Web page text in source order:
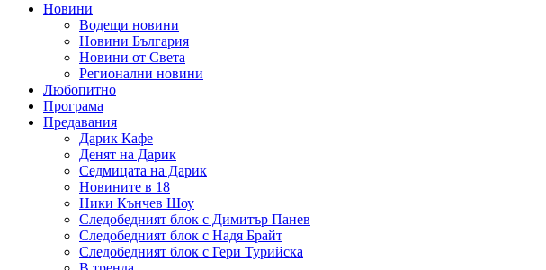
Новини
Водещи новини
Новини България
Новини от Света
Регионални новини
Любопитно
Програма
Предавания
Дарик Кафе
Денят на Дарик
Седмицата на Дарик
Новините в 18
Ники Кънчев Шоу
Следобедният блок с Димитър Панев
Следобедният блок с Надя Брайт
Следобедният блок с Гери Турийска